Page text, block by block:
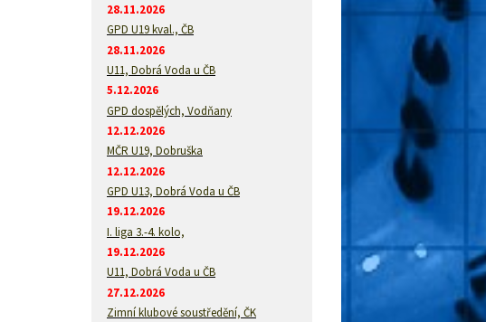
28.11.2026
GPD U19 kval., ČB
28.11.2026
U11, Dobrá Voda u ČB
5.12.2026
GPD dospělých, Vodňany
12.12.2026
MČR U19, Dobruška
12.12.2026
GPD U13, Dobrá Voda u ČB
19.12.2026
I. liga 3.-4. kolo,
19.12.2026
U11, Dobrá Voda u ČB
27.12.2026
Zimní klubové soustředění, ČK